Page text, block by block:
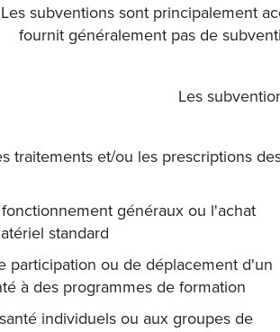
Les subventions sont principalement
fournit généralement pas de
Les
traitements et/ou les prescriptions
généraux ou l'achat
standard
participation ou de déplacement d'un
à des programmes de formation
individuels ou aux groupes de